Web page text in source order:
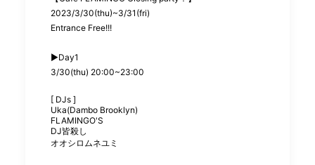
2023/3/30(thu)~3/31(fri)
Entrance Free!!!
▶︎Day1
3/30(thu) 20:00~23:00
[ DJs ]
Uka(Dambo Brooklyn)
FLAMINGO'S
DJ皆殺し
オオシロムネユミ